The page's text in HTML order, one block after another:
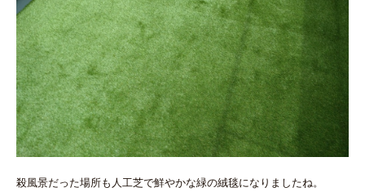
殺風景だった場所も人工芝で鮮やかな緑の絨毯になりましたね。